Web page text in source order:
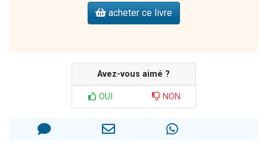
acheter ce livre
Avez-vous aimé ?
OUI NON